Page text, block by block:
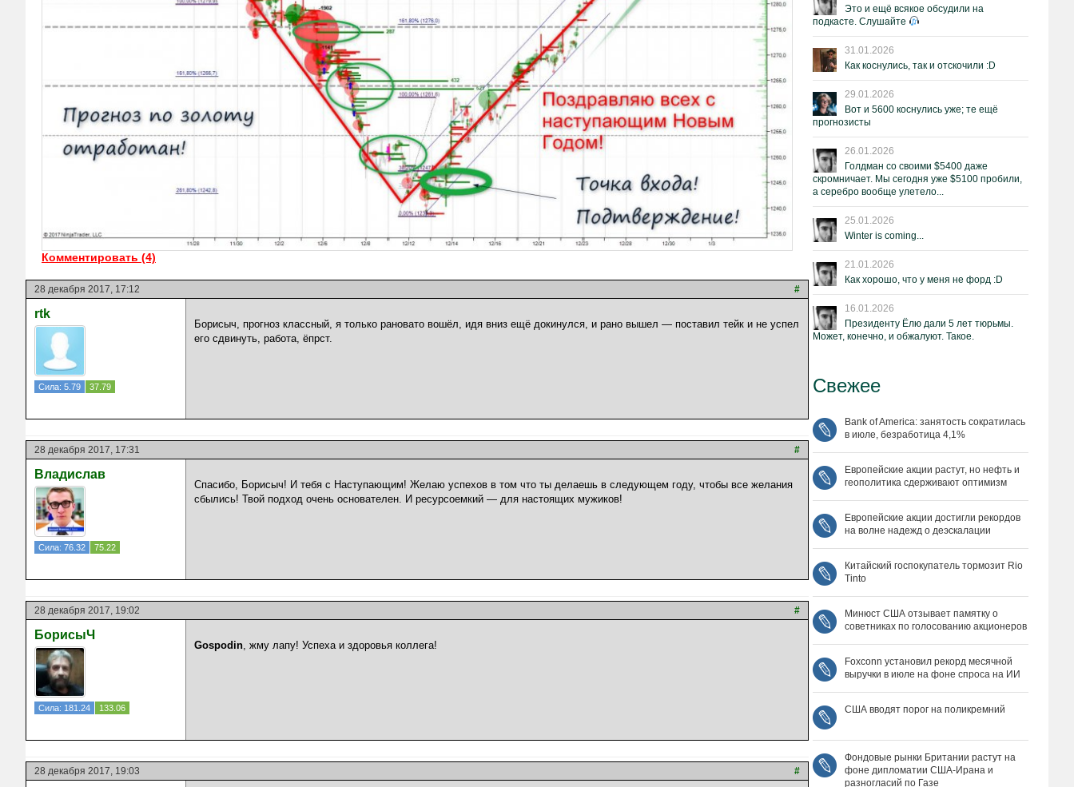
Комментировать (4)
28 декабря 2017, 17:12 #
rtk
Сила: 5.79 37.79
Борисыч, прогноз классный, я только рановато вошёл, идя вниз ещё докинулся, и рано вышел — поставил тейк и не успел
его сдвинуть, работа, ёпрст.
28 декабря 2017, 17:31 #
Владислав
Сила: 76.32 75.22
Спасибо, Борисыч! И тебя с Наступающим! Желаю успехов в том что ты делаешь в следующем году, чтобы все желания
сбылись! Твой подход очень основателен. И ресурсоемкий — для настоящих мужиков!
28 декабря 2017, 19:02 #
БорисыЧ
Сила: 181.24 133.06
Gospodin, жму лапу! Успеха и здоровья коллега!
28 декабря 2017, 19:03 #
Это и ещё всякое обсудили на
подкасте. Слушайте
31.01.2026
Как коснулись, так и отскочили :D
29.01.2026
Вот и 5600 коснулись уже; те ещё
прогнозисты
26.01.2026
Голдман со своими $5400 даже
скромничает. Мы сегодня уже $5100 пробили,
а серебро вообще улетело...
25.01.2026
Winter is coming...
21.01.2026
Как хорошо, что у меня не форд :D
16.01.2026
Президенту Ёлю дали 5 лет тюрьмы.
Может, конечно, и обжалуют. Такое.
Свежее
Bank of America: занятость сократилась
в июле, безработица 4,1%
Европейские акции растут, но нефть и
геополитика сдерживают оптимизм
Европейские акции достигли рекордов
на волне надежд о деэскалации
Китайский госпокупатель тормозит Rio
Tinto
Минюст США отзывает памятку о
советниках по голосованию акционеров
Foxconn установил рекорд месячной
выручки в июле на фоне спроса на ИИ
США вводят порог на поликремний
Фондовые рынки Британии растут на
фоне дипломатии США‑Ирана и
разногласий по Газе